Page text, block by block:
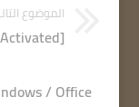
الموضوع